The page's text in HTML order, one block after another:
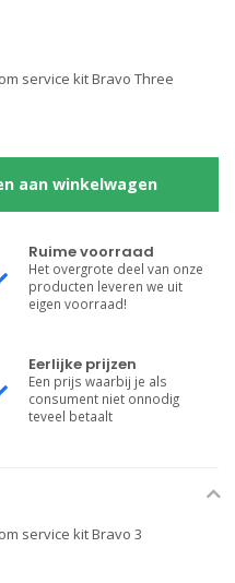
service kit Bravo Three
aan winkelwagen
Ruime voorraad
Het overgrote deel van onze
producten leveren we uit
eigen voorraad!
Eerlijke prijzen
Een prijs waarbij je als
consument niet onnodig
teveel betaalt
service kit Bravo 3